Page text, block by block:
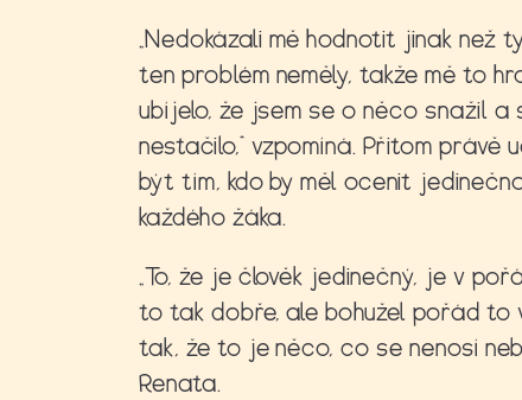
„Nedokázali mě hodnotit jinak než
ten problém neměly, takže mě to
ubíjelo, že jsem se o něco snažil a
nestačilo,“ vzpomíná. Přitom právě
být tím, kdo by měl ocenit
každého žáka.
„To, že je člověk jedinečný, je v
to tak dobře, ale bohužel pořád to
tak, že to je něco, co se nenosí
Renata.